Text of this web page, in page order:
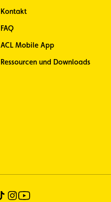
Kontakt
FAQ
ACL Mobile App
Ressourcen und Downloads